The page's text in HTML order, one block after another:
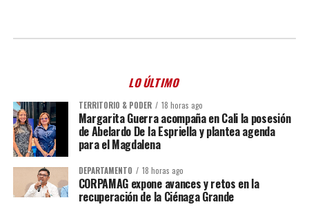
LO ÚLTIMO
TERRITORIO & PODER 18 horas ago
Margarita Guerra acompaña en Cali la posesión
de Abelardo De la Espriella y plantea agenda
para el Magdalena
DEPARTAMENTO 18 horas ago
CORPAMAG expone avances y retos en la
recuperación de la Ciénaga Grande